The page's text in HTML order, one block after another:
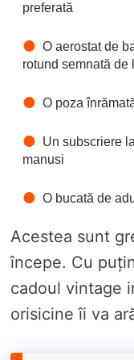
preferată
O aerostat de
rotund semnată de
O poza
Un subscriere
manusi
O bucată de
Acestea sunt
începe. Cu
cadoul vintage
orisicine îi va